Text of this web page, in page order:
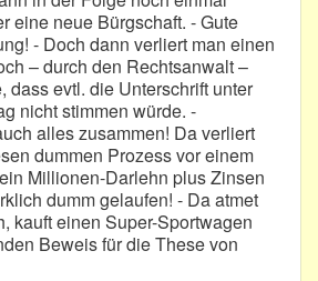
eine neue Bürgschaft. - Gute
- Doch dann verliert man einen
– durch den Rechtsanwalt –
dass evtl. die Unterschrift unter
nicht stimmen würde. -
alles zusammen! Da verliert
dummen Prozess vor einem
Millionen-Darlehn plus Zinsen
dumm gelaufen! - Da atmet
kauft einen Super-Sportwagen
Beweis für die These von